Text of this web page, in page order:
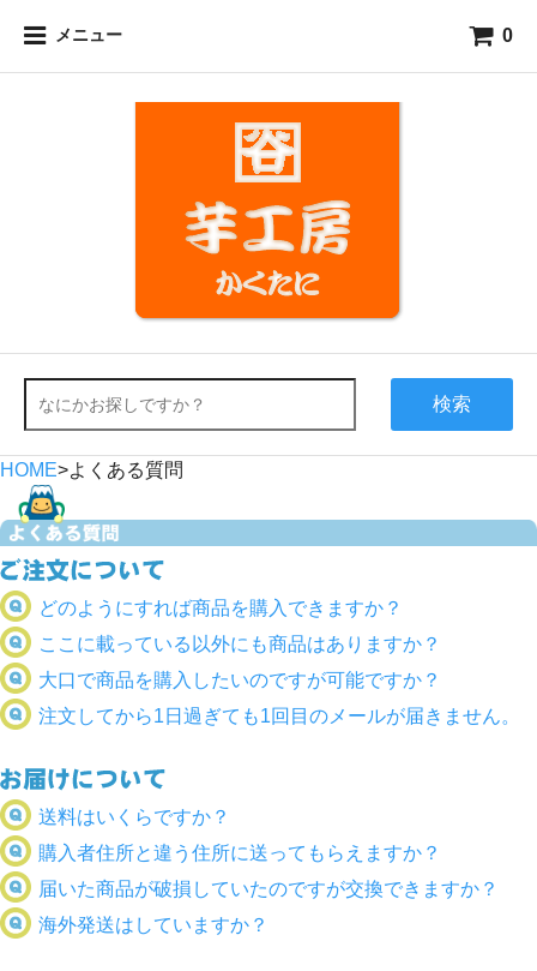
メニュー 0
検索
HOME>よくある質問
どのようにすれば商品を購入できますか？
ここに載っている以外にも商品はありますか？
大口で商品を購入したいのですが可能ですか？
注文してから1日過ぎても1回目のメールが届きません。
送料はいくらですか？
購入者住所と違う住所に送ってもらえますか？
届いた商品が破損していたのですが交換できますか？
海外発送はしていますか？